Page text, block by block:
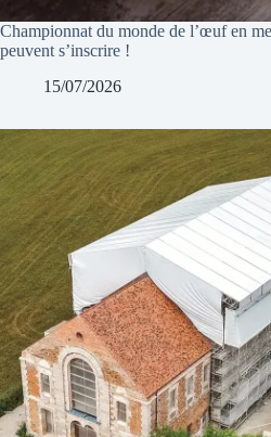
Championnat du monde de l’œuf en
peuvent s’inscrire !
15/07/2026